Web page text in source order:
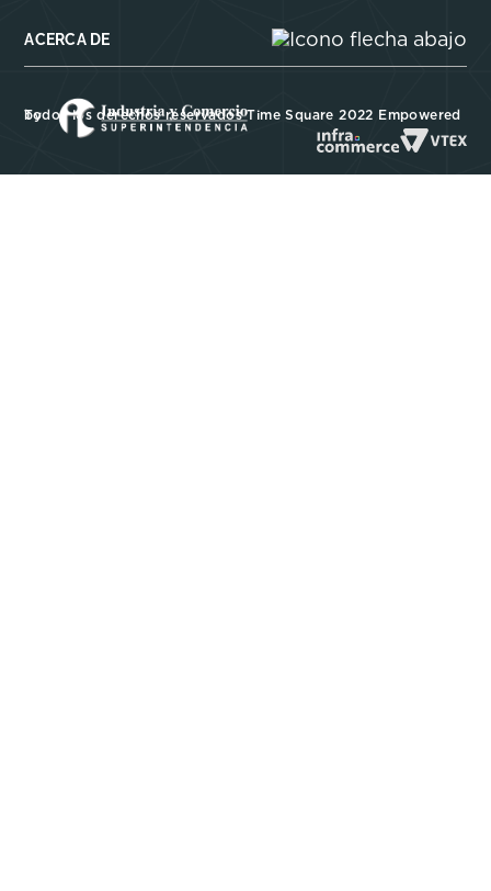
ACERCA DE
Todos los derechos reservados Time Square 2022 Empowered by